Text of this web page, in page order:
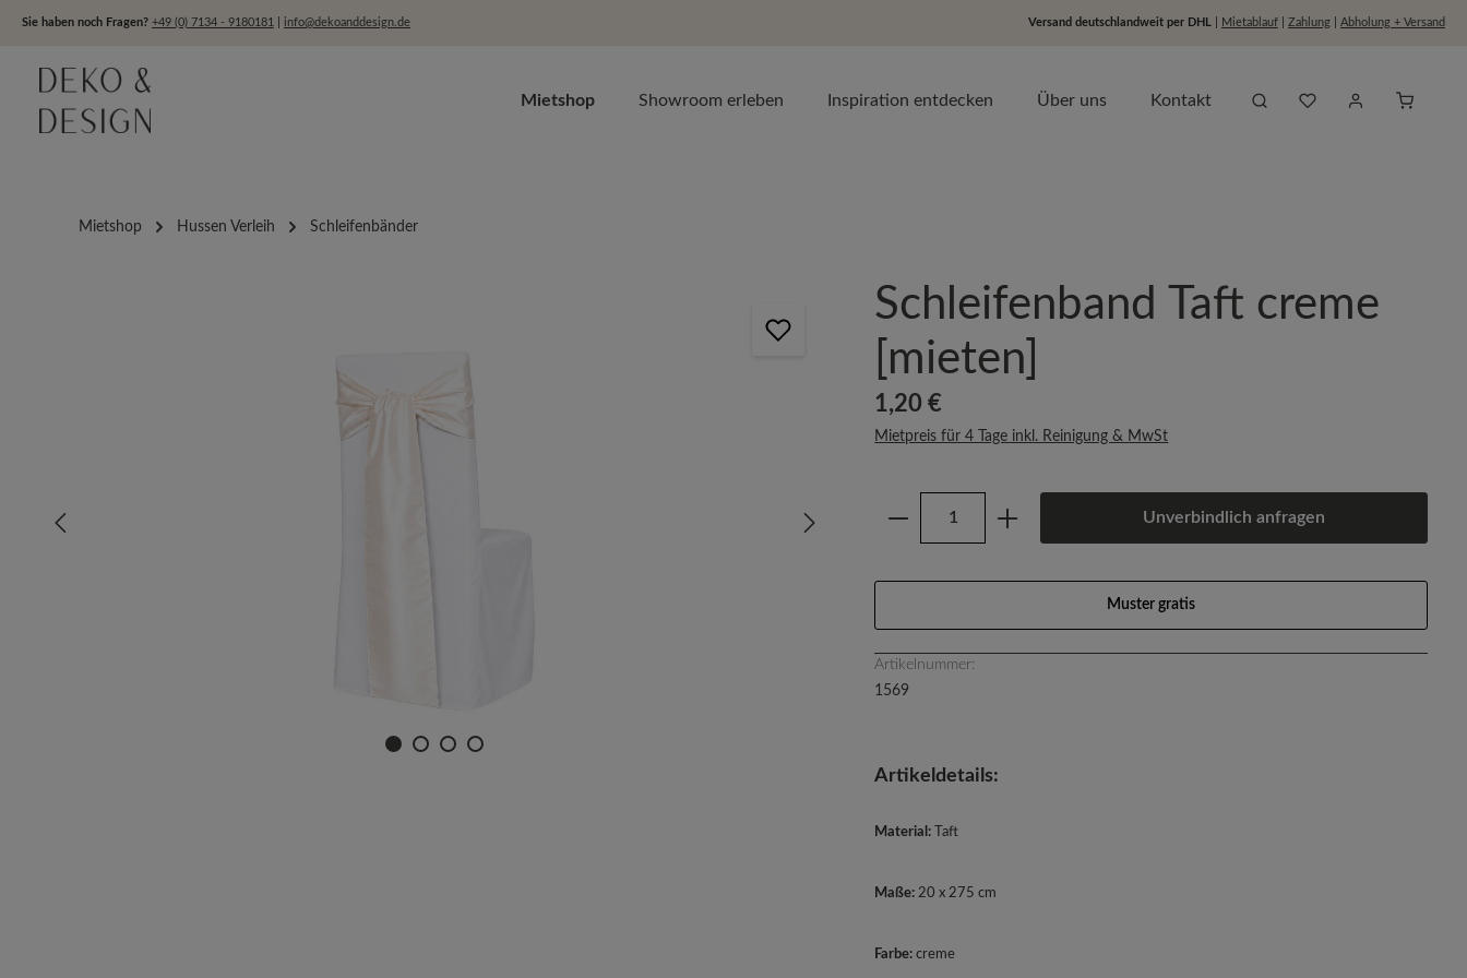
Hauptinhalt springen
Zur Hauptnavigation springen
Sie haben noch Fragen? +49 (0) 7134 - 9180181 info@dekoanddesign.de Versand deutschlandweit per DHL Mietablauf Zahlung Abholung + Versand
Mietshop Showroom erleben Inspiration entdecken Über uns Kontakt
Mietshop Hussen Verleih Schleifenbänder
Schleifenband Taft creme
[mieten]
Regulärer Preis:
1,20 €
Mietpreis für 4 Tage inkl. Reinigung & MwSt
Produkt Anzahl: Gib den gewünschten Wert ein
Unverbindlich anfragen
Muster gratis
Artikelnummer:
1569
Artikeldetails:
Material: Taft
Maße:20 x 275 cm
Farbe:creme